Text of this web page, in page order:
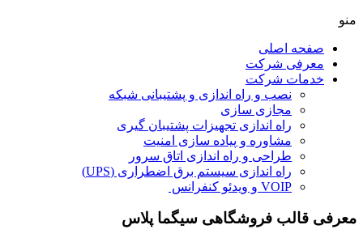
منو
صفحه اصلی
معرفی شرکت
خدمات شرکت
نصب و راه اندازی و پشتیبانی شبکه
مجازی سازی
راه اندازی تجهیزات پشتیبان گیری
مشاوره و پیاده سازی امنیت
طراحی و راه اندازی اتاق سرور
راه اندازی سیستم برق اضطراری (UPS)
VOIP و ویدئو کنفرانس ​
معرفی قالب فروشگاهی سیگما پلاس